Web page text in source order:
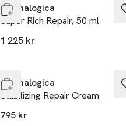
Dermalogica
Super Rich Repair, 50 ml
1 225 kr
Dermalogica
Stabilizing Repair Cream
795 kr